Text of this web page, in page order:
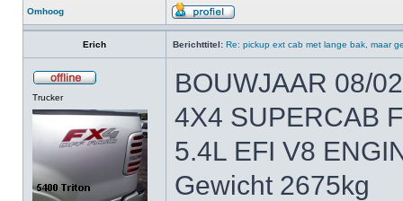
Omhoog
Erich Berichttitel: Re: pickup ext cab met lange bak, maar
Trucker
BOUWJAAR 08/
4X4 SUPERCAB
5.4L EFI V8
Gewicht 2675kg